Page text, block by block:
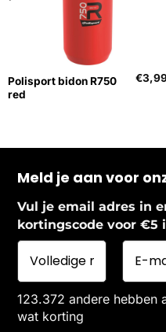
Polisport bidon R750
red
€
Meld je aan voor
Vul je email adres in
kortingscode voor €5
123.372 andere hebben
wat korting